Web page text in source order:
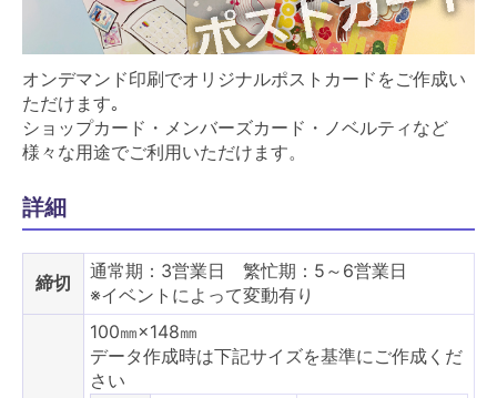
オンデマンド印刷でオリジナルポストカードをご作成い
ただけます｡
ショップカード・メンバーズカード・ノベルティなど
様々な用途でご利用いただけます。
詳細
締切
通常期：3営業日 繁忙期：5～6営業日
※イベントによって変動有り
100㎜×148㎜
データ作成時は下記サイズを基準にご作成くだ
さい